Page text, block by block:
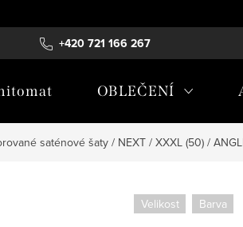
+420 721 166 267
, REKLAMAČNÍ ŘÁD, ÚDRŽBA MATERIÁLŮ
OBLEČENÍ
saténové šaty / NEXT / XXXL (50) /
Velikost Barva